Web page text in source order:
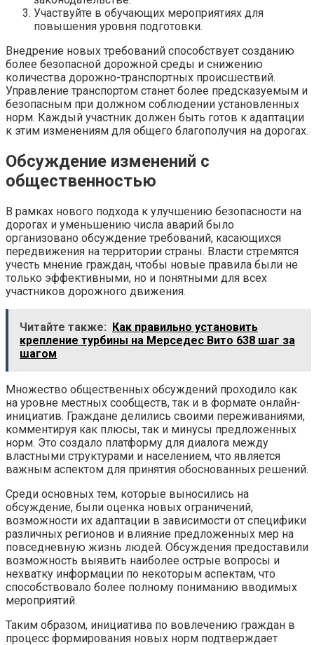
Участвуйте в обучающих мероприятиях для
повышения уровня подготовки.
Внедрение новых требований способствует созданию
более безопасной дорожной среды и снижению
количества дорожно-транспортных происшествий.
Управление транспортом станет более предсказуемым и
безопасным при должном соблюдении установленных
норм. Каждый участник должен быть готов к адаптации
к этим изменениям для общего благополучия на дорогах.
Обсуждение изменений с
общественностью
В рамках нового подхода к улучшению безопасности на
дорогах и уменьшению числа аварий было
организовано обсуждение требований, касающихся
передвижения на территории страны. Власти стремятся
учесть мнение граждан, чтобы новые правила были не
только эффективными, но и понятными для всех
участников дорожного движения.
Читайте также: Как правильно установить
крепление турбины на Мерседес Вито 638 шаг за
шагом
Множество общественных обсуждений проходило как
на уровне местных сообществ, так и в формате онлайн-
инициатив. Граждане делились своими переживаниями,
комментируя как плюсы, так и минусы предложенных
норм. Это создало платформу для диалога между
властными структурами и населением, что является
важным аспектом для принятия обоснованных решений.
Среди основных тем, которые выносились на
обсуждение, были оценка новых ограничений,
возможности их адаптации в зависимости от специфики
различных регионов и влияние предложенных мер на
повседневную жизнь людей. Обсуждения предоставили
возможность выявить наиболее острые вопросы и
нехватку информации по некоторым аспектам, что
способствовало более полному пониманию вводимых
мероприятий.
Таким образом, инициатива по вовлечению граждан в
процесс формирования новых норм подтверждает